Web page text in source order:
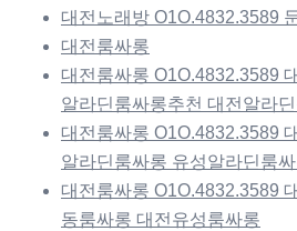
대전노래방 O1O.4832.3589
대전룸싸롱
대전룸싸롱 O1O.4832.3589
알라딘룸싸롱추천 대전알라
대전룸싸롱 O1O.4832.3589
알라딘룸싸롱 유성알라딘룸
대전룸싸롱 O1O.4832.3589
동룸싸롱 대전유성룸싸롱